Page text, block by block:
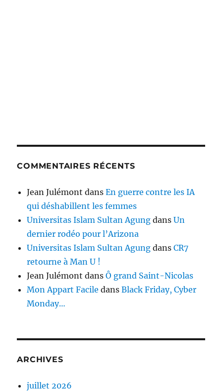
COMMENTAIRES RÉCENTS
Jean Julémont dansEn guerre contre les IA
qui déshabillent les femmes
Universitas Islam Sultan Agung dansUn
dernier rodéo pour l’Arizona
Universitas Islam Sultan Agung dansCR7
retourne à Man U !
Jean Julémont dansÔ grand Saint-Nicolas
Mon Appart Facile dansBlack Friday, Cyber
Monday…
ARCHIVES
juillet 2026